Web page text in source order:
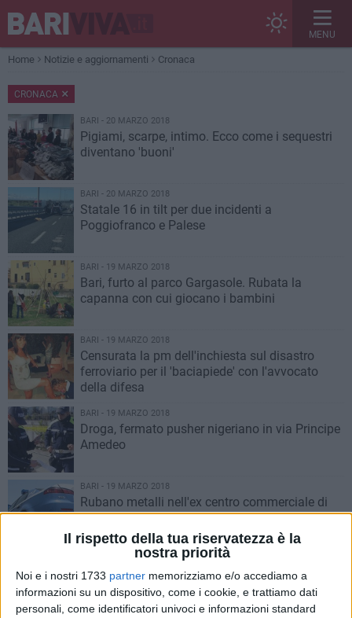
Il rispetto della tua riservatezza è la
nostra priorità
Noi e i nostri 1733 partner memorizziamo e/o accediamo a
informazioni su un dispositivo, come i cookie, e trattiamo dati
personali, come identificatori univoci e informazioni standard
MENU
Home Notizie e aggiornamenti Cronaca
CRONACA
BARI - 20 MARZO 2018
Pigiami, scarpe, intimo. Ecco come i sequestri
diventano 'buoni'
BARI - 20 MARZO 2018
Statale 16 in tilt per due incidenti a
Poggiofranco e Palese
BARI - 19 MARZO 2018
Bari, furto al parco Gargasole. Rubata la
capanna con cui giocano i bambini
BARI - 19 MARZO 2018
Censurata la pm dell'inchiesta sul disastro
ferroviario per il 'baciapiede' con l'avvocato
della difesa
BARI - 19 MARZO 2018
Droga, fermato pusher nigeriano in via Principe
Amedeo
BARI - 19 MARZO 2018
Rubano metalli nell'ex centro commerciale di
via Milella, arrestati due rumeni
BARI - 19 MARZO 2018
Serata turbolenta al quartiere Libertà, arresti e
aggressioni